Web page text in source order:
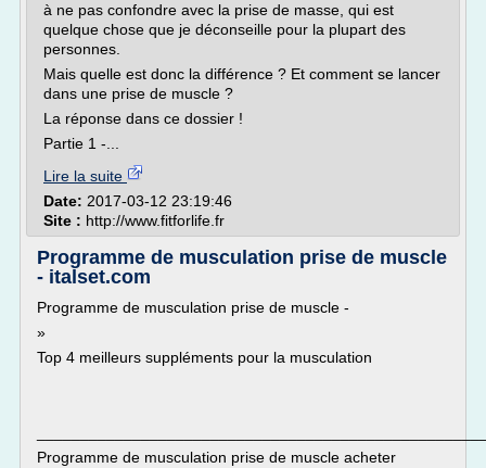
à ne pas confondre avec la prise de masse, qui est
quelque chose que je déconseille pour la plupart des
personnes.
Mais quelle est donc la différence ? Et comment se lancer
dans une prise de muscle ?
La réponse dans ce dossier !
Partie 1 -...
Lire la suite
Date: 2017-03-12 23:19:46
Site : http://www.fitforlife.fr
Programme de musculation prise de muscle
- italset.com
Programme de musculation prise de muscle -
»
Top 4 meilleurs suppléments pour la musculation
Programme de musculation prise de muscle acheter